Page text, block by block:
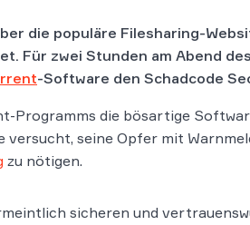
die populäre Filesharing-
Für zwei Stunden am Abend
-Software den Schadcode
Programms die bösartige
seine Opfer mit
zu nötigen.
sicheren und